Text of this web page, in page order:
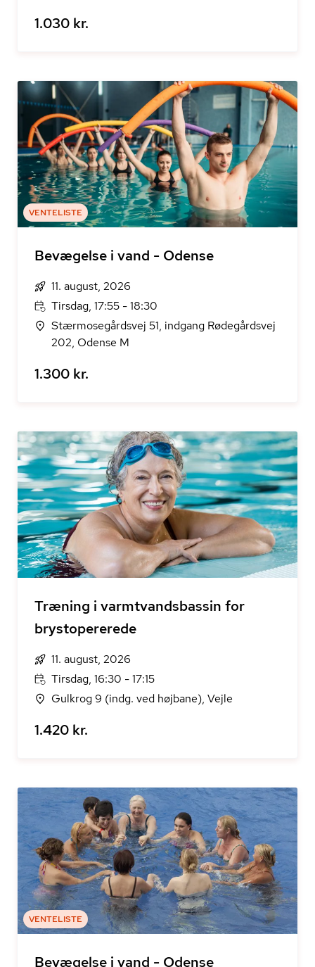
1.030 kr.
VENTELISTE
Bevægelse i vand - Odense
11. august, 2026
Tirsdag, 17:55 - 18:30
Stærmosegårdsvej 51, indgang Rødegårdsvej
202, Odense M
1.300 kr.
Træning i varmtvandsbassin for
brystopererede
11. august, 2026
Tirsdag, 16:30 - 17:15
Gulkrog 9 (indg. ved højbane), Vejle
1.420 kr.
VENTELISTE
Bevægelse i vand - Odense